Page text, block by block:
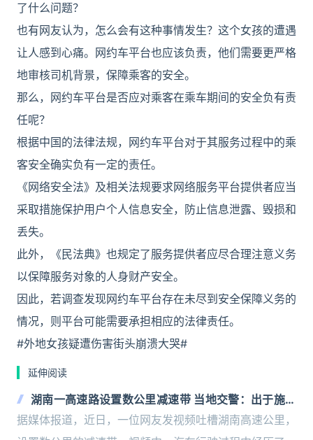
了什么问题？
也有网友认为，怎么会有这种事情发生？这个女孩的遭遇
让人感到心痛。网约车平台也应该负责，他们需要更严格
地审核司机背景，保障乘客的安全。
那么，网约车平台是否应对乘客在乘车期间的安全负有责
任呢？
根据中国的法律法规，网约车平台对于其服务过程中的乘
客安全确实负有一定的责任。
《网络安全法》及相关法规要求网络服务平台提供者应当
采取措施保护用户个人信息安全，防止信息泄露、毁损和
丢失。
此外，《民法典》也规定了服务提供者应尽合理注意义务
以保障服务对象的人身财产安全。
因此，若调查发现网约车平台存在未尽到安全保障义务的
情况，则平台可能需要承担相应的法律责任。
#外地女孩疑遭伤害街头崩溃大哭#
延伸阅读
湖南一高速路设置数公里减速带 当地交警：出于施工
安全考虑
据媒体报道，近日，一位网友发视频吐槽湖南高速公里，